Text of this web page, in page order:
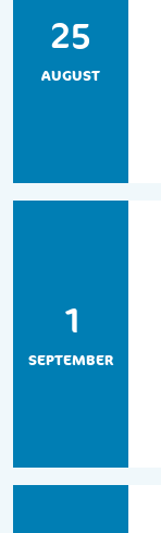
25
AUGUST
1
SEPTEMBER